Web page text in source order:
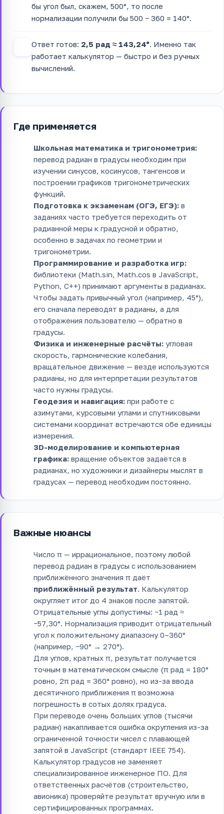
бы угол был, скажем, 500°, то после
нормализации получили бы 500 − 360 = 140°.
Ответ готов: 2,5 рад ≈ 143,24°. Именно так
работает калькулятор — быстро и без ручных
вычислений.
Где применяется
Школьная математика и тригонометрия:
перевод радиан в градусы необходим при
изучении синусов, косинусов, тангенсов и
построении графиков тригонометрических
функций.
Подготовка к экзаменам (ОГЭ, ЕГЭ): в
заданиях часто требуется переходить от
радианной меры к градусной и обратно,
особенно в задачах по геометрии и
тригонометрии.
Программирование и разработка игр:
библиотеки (Math.sin, Math.cos в JavaScript,
Python, C++) принимают аргументы в радианах.
Чтобы задать привычный угол (например, 45°),
его сначала переводят в радианы, а для
отображения пользователю — обратно в
градусы.
Физика и инженерные расчёты: угловая
скорость, гармонические колебания,
вращательное движение — везде используются
радианы, но для интерпретации результатов
часто нужны градусы.
Геодезия и навигация: при работе с
азимутами, курсовыми углами и спутниковыми
системами координат встречаются обе единицы
измерения.
3D-моделирование и компьютерная
графика: вращение объектов задаётся в
радианах, но художники и дизайнеры мыслят в
градусах — перевод необходим постоянно.
Важные нюансы
Число π — иррациональное, поэтому любой
перевод радиан в градусы с использованием
приближённого значения π даёт
приближённый результат. Калькулятор
округляет итог до 4 знаков после запятой.
Отрицательные углы допустимы: −1 рад ≈
−57,30°. Нормализация приводит отрицательный
угол к положительному диапазону 0–360°
(например, −90° → 270°).
Для углов, кратных π, результат получается
точным в математическом смысле (π рад = 180°
ровно, 2π рад = 360° ровно), но из-за ввода
десятичного приближения π возможна
погрешность в сотых долях градуса.
При переводе очень больших углов (тысячи
радиан) накапливается ошибка округления из-за
ограниченной точности чисел с плавающей
запятой в JavaScript (стандарт IEEE 754).
Калькулятор градусов не заменяет
специализированное инженерное ПО. Для
ответственных расчётов (строительство,
авионика) проверяйте результат вручную или в
сертифицированных программах.